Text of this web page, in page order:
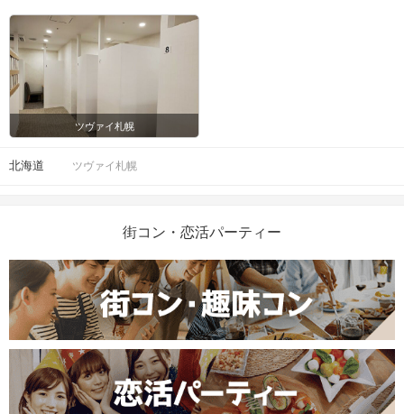
ツヴァイ札幌
北海道 ツヴァイ札幌
街コン・恋活パーティー